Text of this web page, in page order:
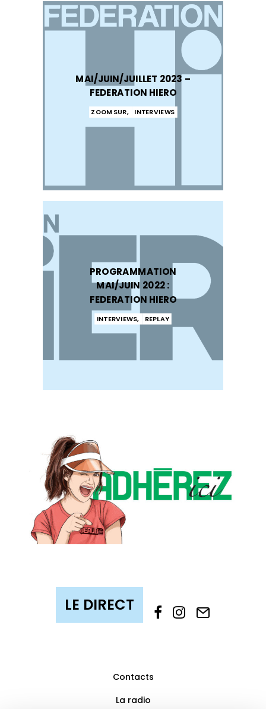
MAI/JUIN/JUILLET 2023 –
FEDERATION HIERO
ZOOM SUR, INTERVIEWS
PROGRAMMATION
MAI/JUIN 2022 :
FEDERATION HIERO
INTERVIEWS, REPLAY
Contacts
La radio